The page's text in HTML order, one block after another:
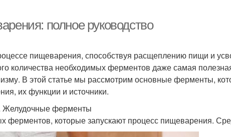
полное руководство
пищеварения, способствуя расщеплению пищи и
количества необходимых ферментов даже самая
В этой статье мы рассмотрим основные ферменты,
их функции и источники.
ферменты
ферментов, которые запускают процесс пищеварения.